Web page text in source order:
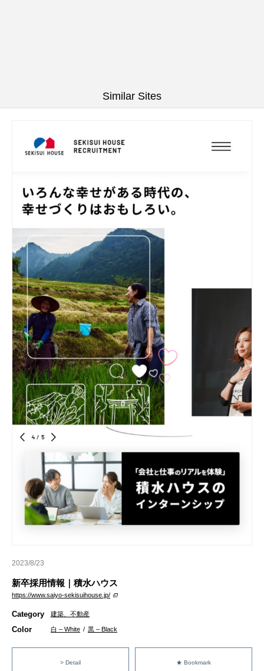
Similar Sites
2023/8/23
新卒採用情報｜積水ハウス
https://www.saiyo-sekisuihouse.jp/
Category 建築、不動産
Color 白 – White / 黒 – Black
> Detail ★ Bookmark